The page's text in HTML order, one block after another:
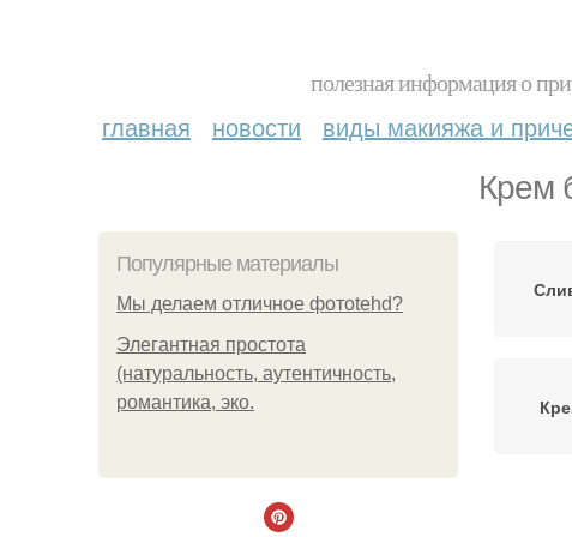
полезная информация о
главная новости виды макияжа и
Крем
Популярные материалы
Мы делаем отличное фотоtehd?
Элегантная простота
(натуральность, аутентичность,
романтика, эко.